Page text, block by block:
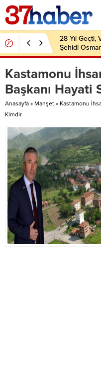
28 Yıl Geçti,
Şehidi
Kastamonu
Başkanı Hayati
Anasayfa » Manşet » Kastamonu
Kimdir